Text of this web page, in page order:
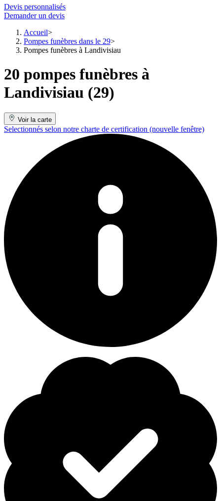
Devis personnalisés
Demander un devis
Accueil
Pompes funèbres dans le 29
Pompes funèbres à Landivisiau
20 pompes funèbres à
Landivisiau (29)
Voir la carte
Selectionnés selon notre charte de certification (nouvelle fenêtre)